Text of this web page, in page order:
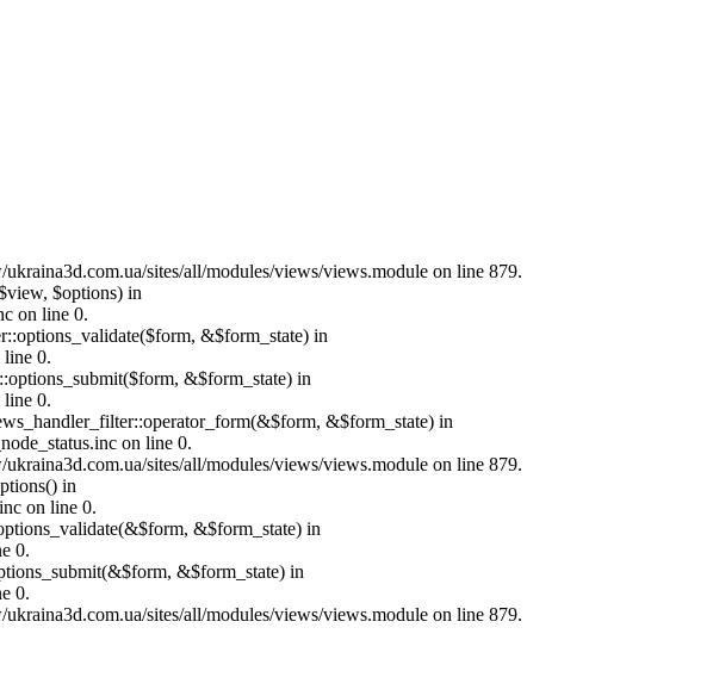
sites/all/modules/views/views.module on line 879.
$options) in
on line 0.
&$form_state) in
line 0.
&$form_state) in
line 0.
&$form_state) in
on line 0.
sites/all/modules/views/views.module on line 879.
in
on line 0.
&$form_state) in
0.
&$form_state) in
0.
sites/all/modules/views/views.module on line 879.